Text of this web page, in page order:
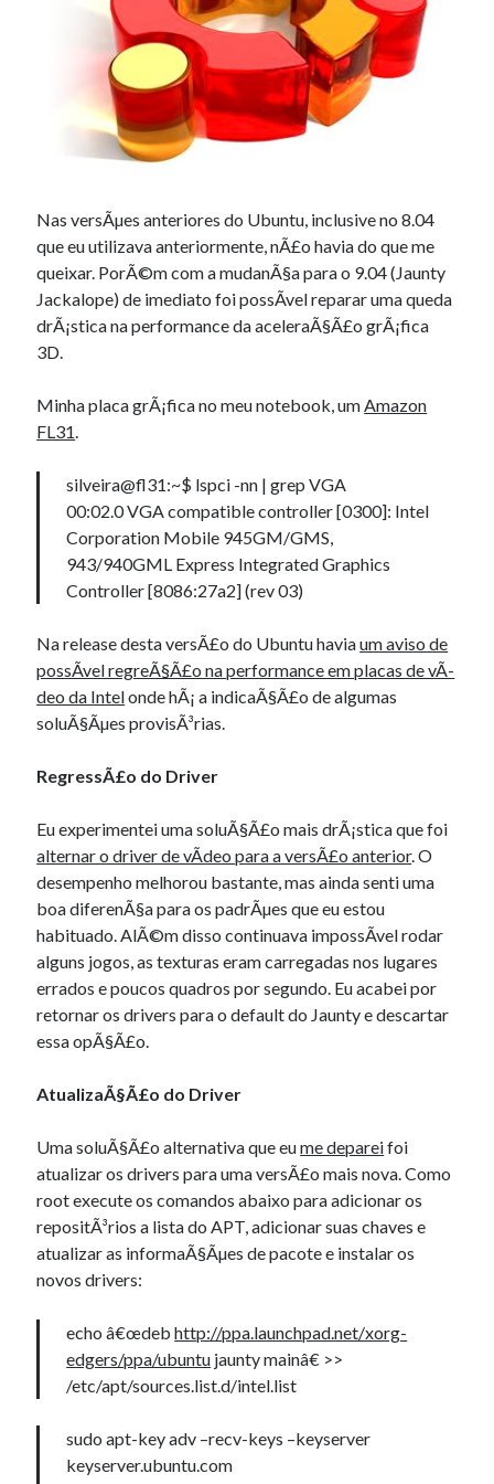
Douglas Adams on the English–American cultural divide over “heroes”
Drawing: chibi in 2 heads proportion
a page that downloads itself
misery loves company
3 keys and knob keyboard
Jacques Cousteau and his crew in a submersible during the Conshelf II
Expedition in the Red Sea, 1963
Nas versÃµes anteriores do Ubuntu, inclusive no 8.04
que eu utilizava anteriormente, nÃ£o havia do que me
queixar. PorÃ©m com a mudanÃ§a para o 9.04 (Jaunty
Jackalope) de imediato foi possÃ­vel reparar uma queda
drÃ¡stica na performance da aceleraÃ§Ã£o grÃ¡fica
3D.
Minha placa grÃ¡fica no meu notebook, um Amazon
FL31
silveira@fl31:~$ lspci -nn | grep VGA
00:02.0 VGA compatible controller [0300]: Intel
Corporation Mobile 945GM/GMS,
943/940GML Express Integrated Graphics
Controller [8086:27a2] (rev 03)
Na release desta versÃ£o do Ubuntu haviaum aviso de
possÃ­vel regreÃ§Ã£o na performance em placas de vÃ­
deo da Intelonde hÃ¡ a indicaÃ§Ã£o de algumas
soluÃ§Ãµes provisÃ³rias.
RegressÃ£o do Driver
Eu experimentei uma soluÃ§Ã£o mais drÃ¡stica que foi
alternar o driver de vÃ­deo para a versÃ£o anterior. O
desempenho melhorou bastante, mas ainda senti uma
boa diferenÃ§a para os padrÃµes que eu estou
habituado. AlÃ©m disso continuava impossÃ­vel rodar
alguns jogos, as texturas eram carregadas nos lugares
errados e poucos quadros por segundo. Eu acabei por
retornar os drivers para o default do Jaunty e descartar
essa opÃ§Ã£o.
AtualizaÃ§Ã£o do Driver
Uma soluÃ§Ã£o alternativa que eume depareifoi
atualizar os drivers para uma versÃ£o mais nova. Como
root execute os comandos abaixo para adicionar os
repositÃ³rios a lista do APT, adicionar suas chaves e
atualizar as informaÃ§Ãµes de pacote e instalar os
novos drivers:
echo â€œdebhttp://ppa.launchpad.net/xorg-
edgers/ppa/ubuntu jauntymainâ€ >>
/etc/apt/sources.list.d/intel.list
sudo apt-key adv –recv-keys –keyserver
keyserver.ubuntu.com